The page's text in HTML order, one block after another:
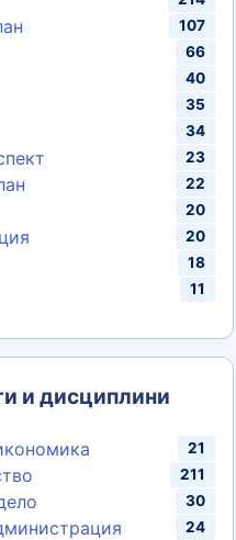
107
66
40
35
34
23
22
20
20
18
11
и дисциплини
21
211
30
24